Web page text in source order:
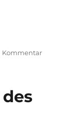
Dimmuborgir“
Kommentarzu